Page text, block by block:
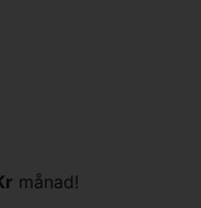
månad!